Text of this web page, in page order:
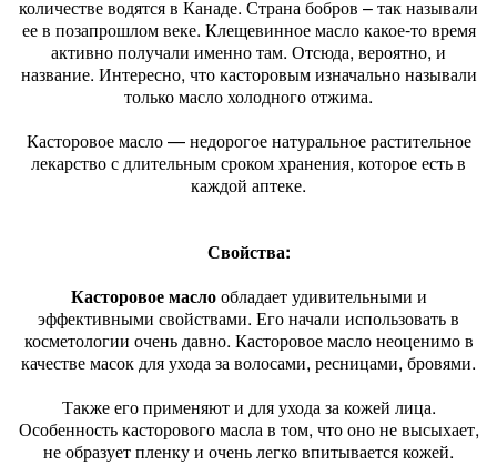
количестве водятся в Канаде. Страна бобров – так называли
ее в позапрошлом веке. Клещевинное масло какое-то время
активно получали именно там. Отсюда, вероятно, и
название. Интересно, что касторовым изначально называли
только масло холодного отжима.
Касторовое масло — недорогое натуральное растительное
лекарство с длительным сроком хранения, которое есть в
каждой аптеке.
Свойства:
Касторовое маслообладает удивительными и
эффективными свойствами. Его начали использовать в
косметологии очень давно. Касторовое масло неоценимо в
качестве масок для ухода за волосами, ресницами, бровями.
Также его применяют и для ухода за кожей лица.
Особенность касторового масла в том, что оно не высыхает,
не образует пленку и очень легко впитывается кожей.